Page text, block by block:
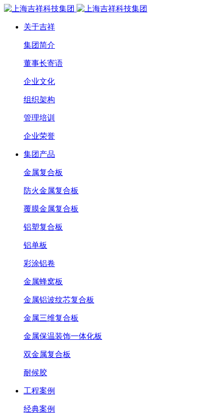
关于吉祥
集团简介
董事长寄语
企业文化
组织架构
管理培训
企业荣誉
集团产品
金属复合板
防火金属复合板
覆膜金属复合板
铝塑复合板
铝单板
彩涂铝卷
金属蜂窝板
金属铝波纹芯复合板
金属三维复合板
金属保温装饰一体化板
双金属复合板
耐候胶
工程案例
经典案例